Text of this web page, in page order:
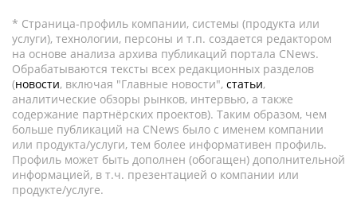
* Страница-профиль компании, системы (продукта или
услуги), технологии, персоны и т.п. создается редактором
на основе анализа архива публикаций портала CNews.
Обрабатываются тексты всех редакционных разделов
(новости, включая "Главные новости", статьи,
аналитические обзоры рынков, интервью, а также
содержание партнёрских проектов). Таким образом, чем
больше публикаций на CNews было с именем компании
или продукта/услуги, тем более информативен профиль.
Профиль может быть дополнен (обогащен) дополнительной
информацией, в т.ч. презентацией о компании или
продукте/услуге.